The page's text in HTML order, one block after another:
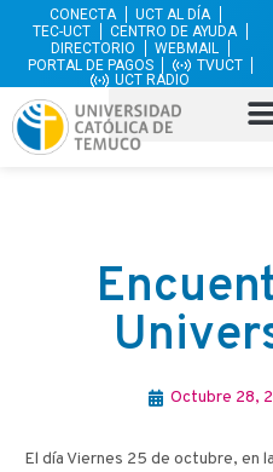
CONECTA
UCT AL DÍA
TEC-UCT
CENTRO DE AYUDA
DIRECTORIO
WEBMAIL
PORTAL DE PAGOS
TVUCT
UCT RADIO
Octubre 28,
El día Viernes 25 de octubre, en